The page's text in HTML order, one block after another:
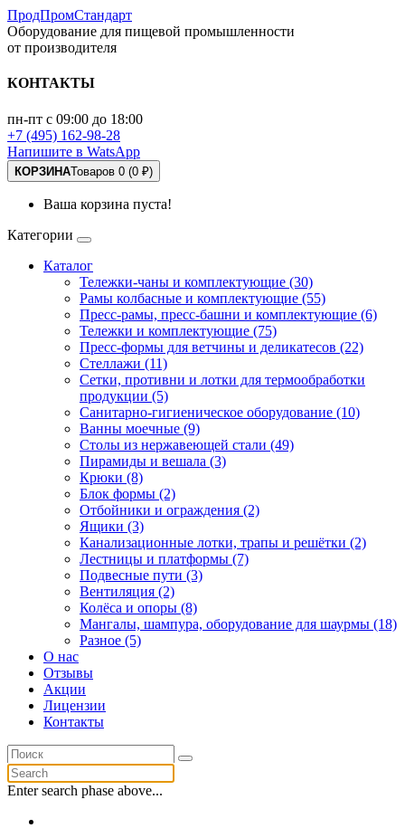
ПродПромСтандарт
Оборудование для пищевой промышленности
от производителя
КОНТАКТЫ
пн-пт с 09:00 до 18:00
+7 (495) 162-98-28
Напишите в WatsApp
КОРЗИНАТоваров 0 (0 ₽)
Ваша корзина пуста!
Категории
Каталог
Тележки-чаны и комплектующие (30)
Рамы колбасные и комплектующие (55)
Пресс-рамы, пресс-башни и комплектующие (6)
Тележки и комплектующие (75)
Пресс-формы для ветчины и деликатесов (22)
Стеллажи (11)
Сетки, противни и лотки для термообработки
продукции (5)
Санитарно-гигиеническое оборудование (10)
Ванны моечные (9)
Столы из нержавеющей стали (49)
Пирамиды и вешала (3)
Крюки (8)
Блок формы (2)
Отбойники и ограждения (2)
Ящики (3)
Канализационные лотки, трапы и решётки (2)
Лестницы и платформы (7)
Подвесные пути (3)
Вентиляция (2)
Колёса и опоры (8)
Мангалы, шампура, оборудование для шаурмы (18)
Разное (5)
О нас
Отзывы
Акции
Лицензии
Контакты
Enter search phase above...